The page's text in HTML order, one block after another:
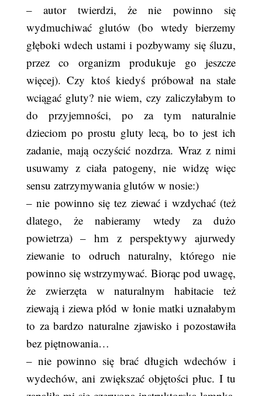
– autor twierdzi, że nie powinno się
wydmuchiwać glutów (bo wtedy bierzemy
głęboki wdech ustami i pozbywamy się śluzu,
przez co organizm produkuje go jeszcze
więcej). Czy ktoś kiedyś próbował na stałe
wciągać gluty? nie wiem, czy zaliczyłabym to
do przyjemności, po za tym naturalnie
dzieciom po prostu gluty lecą, bo to jest ich
zadanie, mają oczyścić nozdrza. Wraz z nimi
usuwamy z ciała patogeny, nie widzę więc
sensu zatrzymywania glutów w nosie:)
– nie powinno się tez ziewać i wzdychać (też
dlatego, że nabieramy wtedy za dużo
powietrza) – hm z perspektywy ajurwedy
ziewanie to odruch naturalny, którego nie
powinno się wstrzymywać. Biorąc pod uwagę,
że zwierzęta w naturalnym habitacie też
ziewają i ziewa płód w łonie matki uznałabym
to za bardzo naturalne zjawisko i pozostawiła
bez piętnowania…
– nie powinno się brać długich wdechów i
wydechów, ani zwiększać objętości płuc. I tu